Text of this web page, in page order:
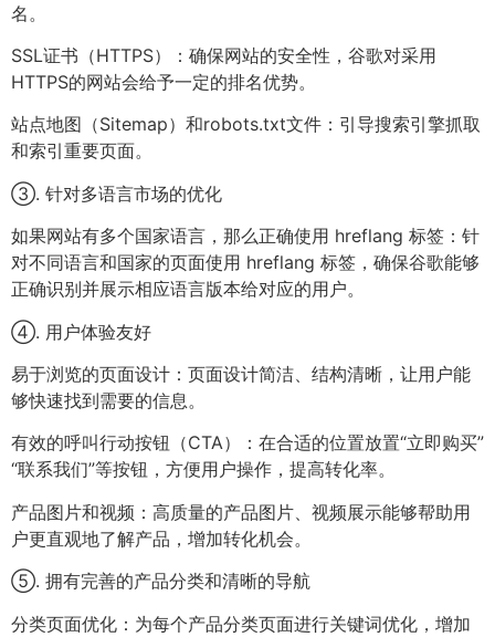
名。
SSL证书（HTTPS）：确保网站的安全性，谷歌对采用
HTTPS的网站会给予一定的排名优势。
站点地图（Sitemap）和robots.txt文件：引导搜索引擎抓取
和索引重要页面。
③. 针对多语言市场的优化
如果网站有多个国家语言，那么正确使用 hreflang 标签：针
对不同语言和国家的页面使用 hreflang 标签，确保谷歌能够
正确识别并展示相应语言版本给对应的用户。
④. 用户体验友好
易于浏览的页面设计：页面设计简洁、结构清晰，让用户能
够快速找到需要的信息。
有效的呼叫行动按钮（CTA）：在合适的位置放置“立即购买”
“联系我们”等按钮，方便用户操作，提高转化率。
产品图片和视频：高质量的产品图片、视频展示能够帮助用
户更直观地了解产品，增加转化机会。
⑤. 拥有完善的产品分类和清晰的导航
分类页面优化：为每个产品分类页面进行关键词优化，增加